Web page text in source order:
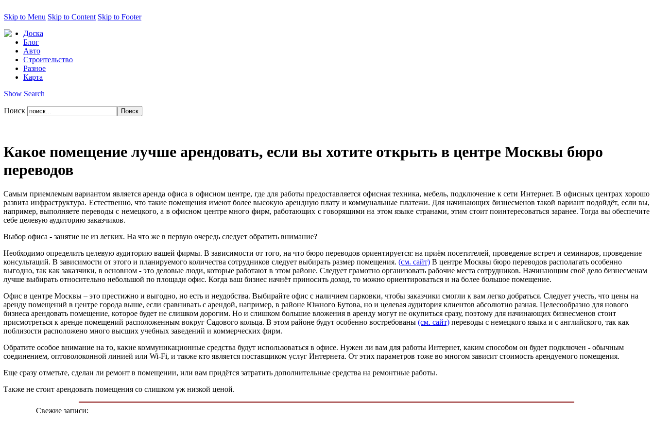
Skip to Menu Skip to Content Skip to Footer
Доска
Блог
Авто
Строительство
Разное
Карта
Show Search
Поиск
Какое помещение лучше арендовать, если вы хотите открыть в центре Москвы бюро
переводов
Самым приемлемым вариантом является аренда офиса в офисном центре, где для работы предоставляется офисная техника, мебель, подключение к сети Интернет. В офисных центрах хорошо
развита инфраструктура. Естественно, что такие помещения имеют более высокую арендную плату и коммунальные платежи. Для начинающих бизнесменов такой вариант подойдёт, если вы,
например, выполняете переводы с немецкого, а в офисном центре много фирм, работающих с говорящими на этом языке странами, этим стоит поинтересоваться заранее. Тогда вы обеспечите
себе целевую аудиторию заказчиков.
Выбор офиса - занятие не из легких. На что же в первую очередь следует обратить внимание?
Необходимо определить целевую аудиторию вашей фирмы. В зависимости от того, на что бюро переводов ориентируется: на приём посетителей, проведение встреч и семинаров, проведение
консультаций. В зависимости от этого и планируемого количества сотрудников следует выбирать размер помещения. (см. сайт) В центре Москвы бюро переводов располагать особенно
выгодно, так как заказчики, в основном - это деловые люди, которые работают в этом районе. Следует грамотно организовать рабочие места сотрудников. Начинающим своё дело бизнесменам
лучше выбирать относительно небольшой по площади офис. Когда ваш бизнес начнёт приносить доход, то можно ориентироваться и на более большое помещение.
Офис в центре Москвы – это престижно и выгодно, но есть и неудобства. Выбирайте офис с наличием парковки, чтобы заказчики смогли к вам легко добраться. Следует учесть, что цены на
аренду помещений в центре города выше, если сравнивать с арендой, например, в районе Южного Бутова, но и целевая аудитория клиентов абсолютно разная. Целесообразно для нового
бизнеса арендовать помещение, которое будет не слишком дорогим. Но и слишком большие вложения в аренду могут не окупиться сразу, поэтому для начинающих бизнесменов стоит
присмотреться к аренде помещений расположенным вокруг Садового кольца. В этом районе будут особенно востребованы (см. сайт) переводы с немецкого языка и с английского, так как
поблизости расположено много высших учебных заведений и коммерческих фирм.
Обратите особое внимание на то, какие коммуникационные средства будут использоваться в офисе. Нужен ли вам для работы Интернет, каким способом он будет подключен - обычным
соединением, оптоволоконной линией или Wi-Fi, и также кто является поставщиком услуг Интернета. От этих параметров тоже во многом зависит стоимость арендуемого помещения.
Еще сразу отметьте, сделан ли ремонт в помещении, или вам придётся затратить дополнительные средства на ремонтные работы.
Также не стоит арендовать помещения со слишком уж низкой ценой.
Свежие записи: